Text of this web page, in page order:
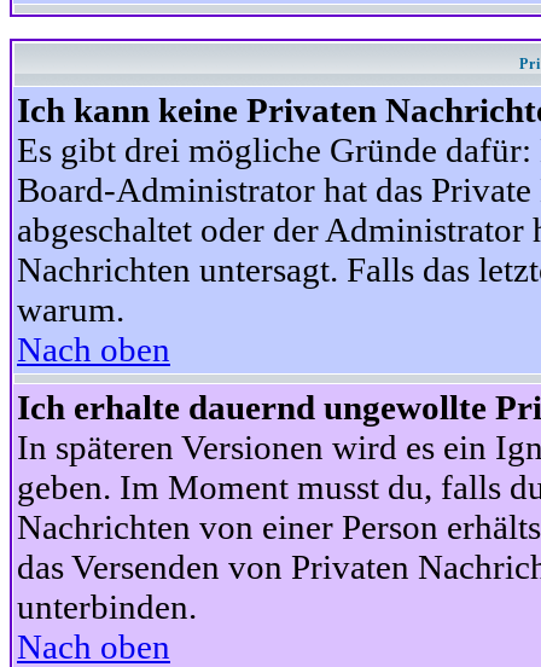
Ich kann keine Privaten
Es gibt drei mögliche Gründe
Board-Administrator hat das
abgeschaltet oder der
Nachrichten untersagt. Falls das
warum.
Nach oben
Ich erhalte dauernd ungewollte
In späteren Versionen wird es ein
geben. Im Moment musst du, falls
Nachrichten von einer Person
das Versenden von Privaten
unterbinden.
Nach oben